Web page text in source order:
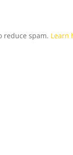
reduce spam. Learn